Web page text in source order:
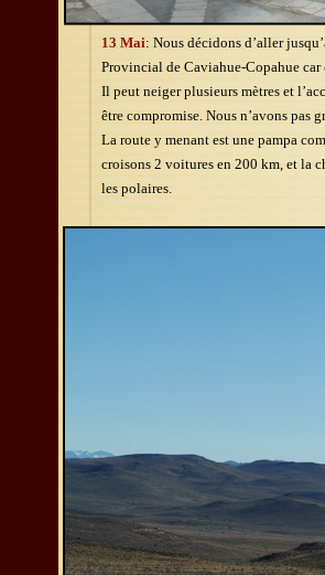
13 Mai: Nous décidons d’aller
Provincial de Caviahue-Copahue car
Il peut neiger plusieurs mètres et
être compromise. Nous n’avons pas
La route y menant est une pampa
croisons 2 voitures en 200 km, et la
les polaires.